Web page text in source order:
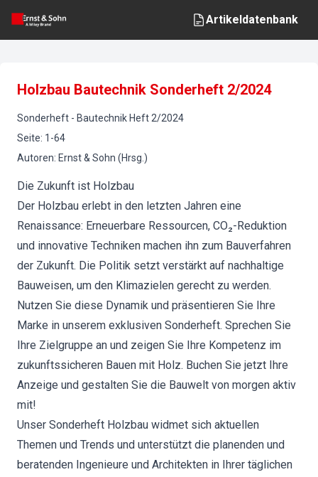
Artikeldatenbank
Holzbau Bautechnik Sonderheft 2/2024
Sonderheft - Bautechnik Heft 2/2024
Seite: 1-64
Autoren: Ernst & Sohn (Hrsg.)
Die Zukunft ist Holzbau
Der Holzbau erlebt in den letzten Jahren eine
Renaissance: Erneuerbare Ressourcen, CO₂-Reduktion
und innovative Techniken machen ihn zum Bauverfahren
der Zukunft. Die Politik setzt verstärkt auf nachhaltige
Bauweisen, um den Klimazielen gerecht zu werden.
Nutzen Sie diese Dynamik und präsentieren Sie Ihre
Marke in unserem exklusiven Sonderheft. Sprechen Sie
Ihre Zielgruppe an und zeigen Sie Ihre Kompetenz im
zukunftssicheren Bauen mit Holz. Buchen Sie jetzt Ihre
Anzeige und gestalten Sie die Bauwelt von morgen aktiv
mit!
Unser Sonderheft Holzbau widmet sich aktuellen
Themen und Trends und unterstützt die planenden und
beratenden Ingenieure und Architekten in Ihrer täglichen